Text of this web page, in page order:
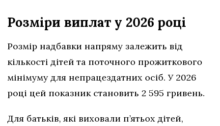
Розміри виплат у 2026 році
Розмір надбавки напряму залежить від
кількості дітей та поточного прожиткового
мінімуму для непрацездатних осіб. У 2026
році цей показник становить 2 595 гривень.
Для батьків, які виховали п’ятьох дітей,